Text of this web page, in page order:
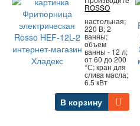
ROSSO
настольная;
220 В; 2
ванны;
объем
ванны - 12 л;
от 60 до 200
°С; кран для
слива масла;
6.5 кВт
В корзину